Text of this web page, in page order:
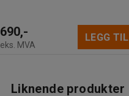
690,-
eks. MVA
LEGG TIL
Liknende produkter